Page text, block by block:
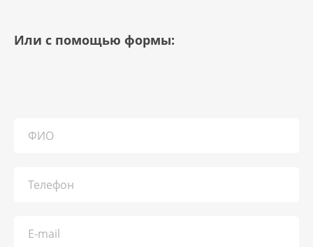
Или с помощью формы: